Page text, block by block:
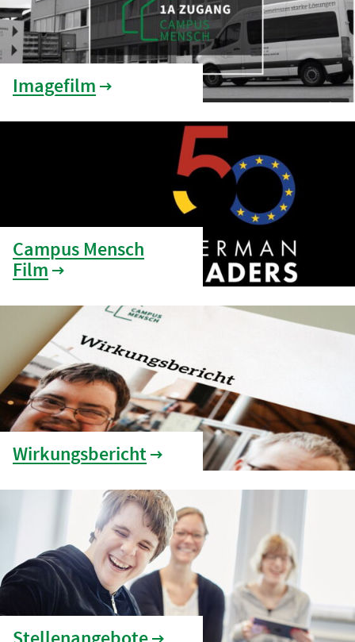
Imagefilm
Campus Mensch
Film
Wirkungsbericht